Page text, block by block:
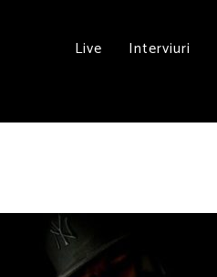
Live Interviuri